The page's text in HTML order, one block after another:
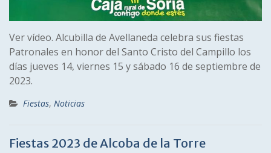
Ver vídeo. Alcubilla de Avellaneda celebra sus fiestas
Patronales en honor del Santo Cristo del Campillo los
días jueves 14, viernes 15 y sábado 16 de septiembre de
2023.
Fiestas, Noticias
Fiestas 2023 de Alcoba de la Torre